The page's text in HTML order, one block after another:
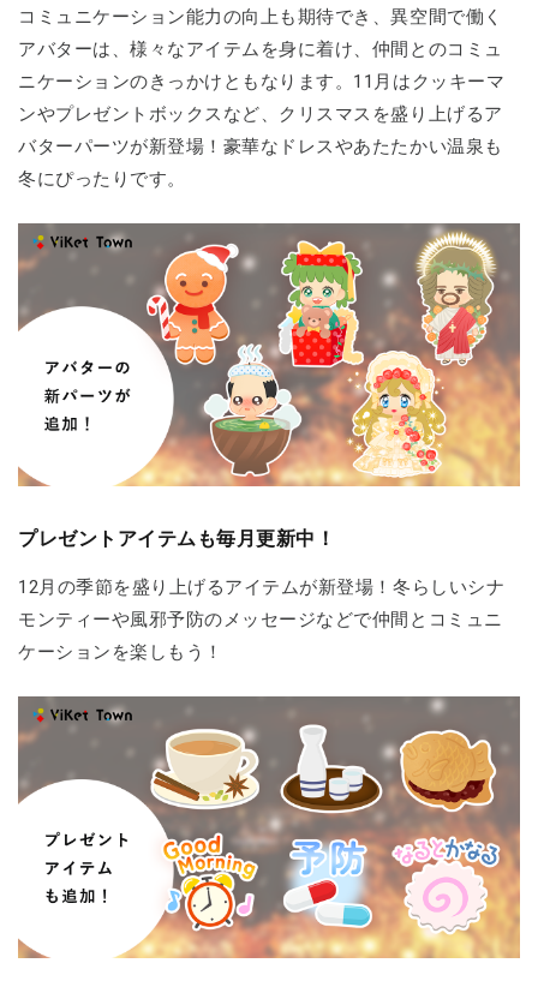
コミュニケーション能力の向上も期待でき、異空間で働く
アバターは、様々なアイテムを身に着け、仲間とのコミュ
ニケーションのきっかけともなります。11月はクッキーマ
ンやプレゼントボックスなど、クリスマスを盛り上げるア
バターパーツが新登場！豪華なドレスやあたたかい温泉も
冬にぴったりです。
プレゼントアイテムも毎月更新中！
12月の季節を盛り上げるアイテムが新登場！冬らしいシナ
モンティーや風邪予防のメッセージなどで仲間とコミュニ
ケーションを楽しもう！